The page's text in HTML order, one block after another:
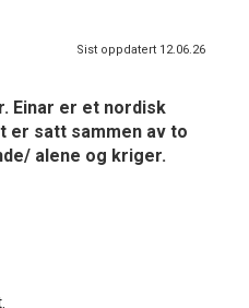
Sist oppdatert 12.06.26
Einar er et nordisk
er satt sammen av to
alene og kriger.